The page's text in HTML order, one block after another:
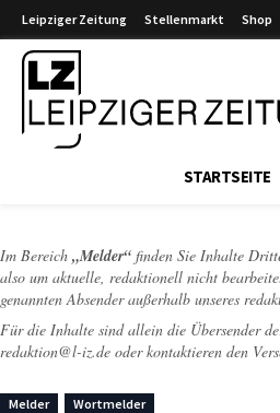
Leipziger Zeitung Stellenmarkt Shop
STARTSEITE
Im Bereich „Melder“ finden Sie Inhalte
also um aktuelle, redaktionell nicht
genannten Absender außerhalb unseres
Für die Inhalte sind allein die Übersender
redaktion@l-iz.de oder kontaktieren den
Melder Wortmelder